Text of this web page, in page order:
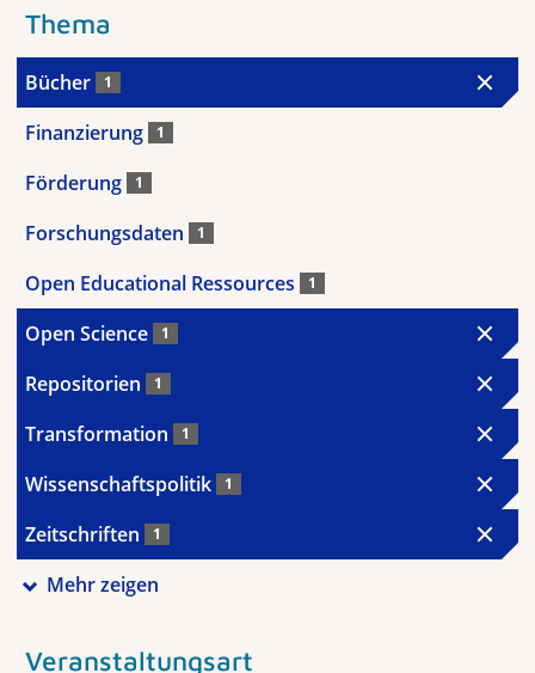
Thema
Bücher 1
Finanzierung 1
Förderung 1
Forschungsdaten 1
Open Educational Ressources 1
Open Science 1
Repositorien 1
Transformation 1
Wissenschaftspolitik 1
Zeitschriften 1
Mehr zeigen
Veranstaltungsart